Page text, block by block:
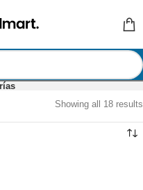
Showing all 18 results